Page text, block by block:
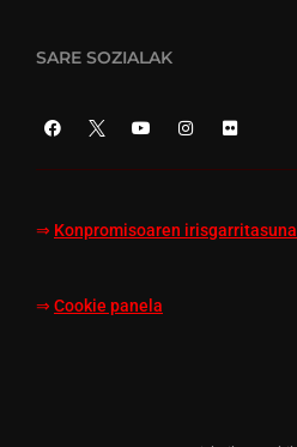
SARE SOZIALAK
⇒ Konpromisoaren irisgarritasuna
⇒ Cookie panela